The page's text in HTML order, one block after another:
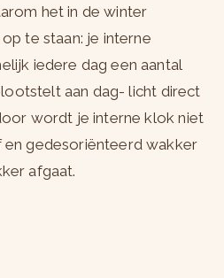
het in de winter
te staan: je interne
iedere dag een aantal
aan dag- licht direct
wordt je interne klok niet
gedesoriënteerd wakker
afgaat.